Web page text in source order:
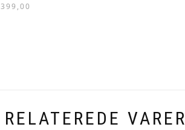
399,00
RELATEREDE VARER